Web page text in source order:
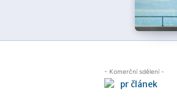
- Komerční sdělení -